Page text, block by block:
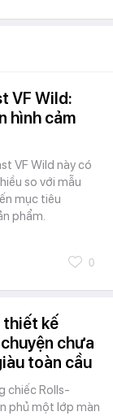
VF Wild:
hình cảm
VF Wild này có
so với mẫu
mục tiêu
phẩm.
0
thiết kế
chưa
toàn cầu
chiếc Rolls-
phủ một lớp màn